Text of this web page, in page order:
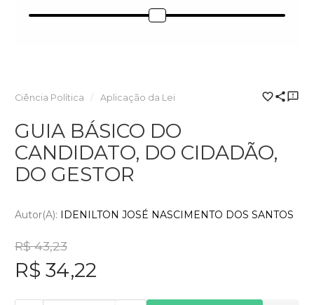
Ciência Política Aplicação da Lei
GUIA BÁSICO DO
CANDIDATO, DO CIDADÃO,
DO GESTOR
Autor(a): IDENILTON JOSÉ NASCIMENTO DOS SANTOS
R$ 43,23
R$ 34,22